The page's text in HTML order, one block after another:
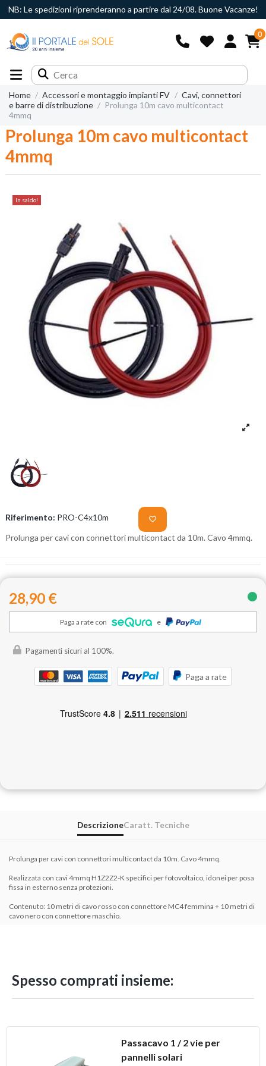
NB: Le spedizioni riprenderanno a partire dal 24/08. Buone Vacanze!
0
Home Accessori e montaggio impianti FV
Cavi, connettori
e barre di distribuzione
Prolunga 10m cavo multicontact
4mmq
Prolunga 10m cavo multicontact
4mmq
In saldo!
Riferimento: PRO-C4x10m
Prolunga per cavi con connettori multicontact da 10m. Cavo 4mmq.
28,90 €
Paga a rate con e
Pagamenti sicuri al 100%.
Paga a rate
DescrizioneCaratt. Tecniche
Prolunga per cavi con connettori multicontact da 10m. Cavo 4mmq.
Realizzata con cavi 4mmq H1Z2Z2-K specifici per fotovoltaico, idonei per posa
fissa in esterno senza protezioni.
Contenuto: 10 metri di cavo rosso con connettore MC4 femmina + 10 metri di
cavo nero con connettore maschio.
Spesso comprati insieme:
Passacavo 1 / 2 vie per
pannelli solari